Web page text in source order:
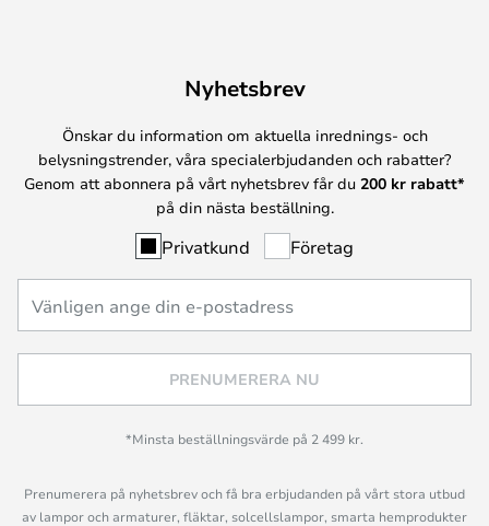
Nyhetsbrev
Önskar du information om aktuella inrednings- och
belysningstrender, våra specialerbjudanden och rabatter?
Genom att abonnera på vårt nyhetsbrev får du 200 kr rabatt*
på din nästa beställning.
Privatkund Företag
PRENUMERERA NU
*Minsta beställningsvärde på 2 499 kr.
Prenumerera på nyhetsbrev och få bra erbjudanden på vårt stora utbud
av lampor och armaturer, fläktar, solcellslampor, smarta hemprodukter